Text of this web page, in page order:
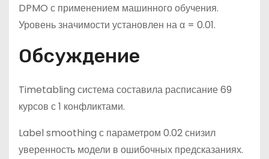
DPMO с применением машинного обучения.
Уровень значимости установлен на α = 0.01.
Обсуждение
Timetabling система составила расписание 69
курсов с 1 конфликтами.
Label smoothing с параметром 0.02 снизил
уверенность модели в ошибочных предсказаниях.